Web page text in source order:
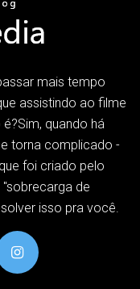
mais tempo
assistindo ao filme
quando há
torna complicado -
foi criado pelo
de
isso pra você.